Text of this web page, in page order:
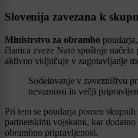
Slovenija zavezana k
Ministrstvo za obrambo
članica zveze Nato spoštuje
aktivno vključuje v zagotavljanje
Sodelovanje v zavezništvu
nevarnosti in večji
Pri tem se poudarja pomen
partnerskimi vojskami, kar
obrambno pripravljenost.